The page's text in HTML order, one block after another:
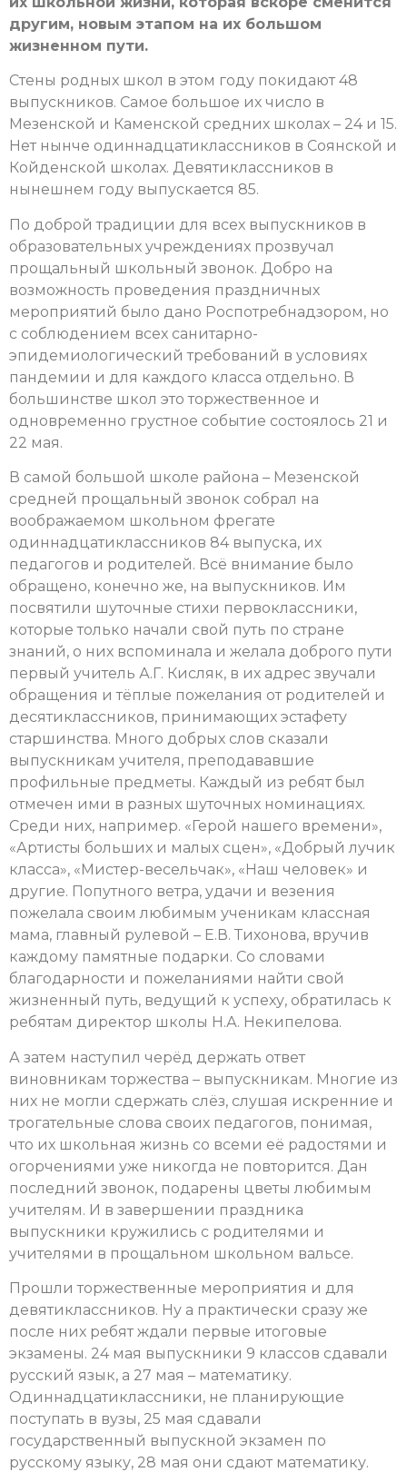
другим, новым этапом на их большом
жизненном пути.
Стены родных школ в этом году покидают 48
выпускников. Самое большое их число в
Мезенской и Каменской средних школах – 24 и 15.
Нет нынче одиннадцатиклассников в Соянской и
Койденской школах. Девятиклассников в
нынешнем году выпускается 85.
По доброй традиции для всех выпускников в
образовательных учреждениях прозвучал
прощальный школьный звонок. Добро на
возможность проведения праздничных
мероприятий было дано Роспотребнадзором, но
с соблюдением всех санитарно-
эпидемиологический требований в условиях
пандемии и для каждого класса отдельно. В
большинстве школ это торжественное и
одновременно грустное событие состоялось 21 и
22 мая.
В самой большой школе района – Мезенской
средней прощальный звонок собрал на
воображаемом школьном фрегате
одиннадцатиклассников 84 выпуска, их
педагогов и родителей. Всё внимание было
обращено, конечно же, на выпускников. Им
посвятили шуточные стихи первоклассники,
которые только начали свой путь по стране
знаний, о них вспоминала и желала доброго пути
первый учитель А.Г. Кисляк, в их адрес звучали
обращения и тёплые пожелания от родителей и
десятиклассников, принимающих эстафету
старшинства. Много добрых слов сказали
выпускникам учителя, преподававшие
профильные предметы. Каждый из ребят был
отмечен ими в разных шуточных номинациях.
Среди них, например. «Герой нашего времени»,
«Артисты больших и малых сцен», «Добрый лучик
класса», «Мистер-весельчак», «Наш человек» и
другие. Попутного ветра, удачи и везения
пожелала своим любимым ученикам классная
мама, главный рулевой – Е.В. Тихонова, вручив
каждому памятные подарки. Со словами
благодарности и пожеланиями найти свой
жизненный путь, ведущий к успеху, обратилась к
ребятам директор школы Н.А. Некипелова.
А затем наступил черёд держать ответ
виновникам торжества – выпускникам. Многие из
них не могли сдержать слёз, слушая искренние и
трогательные слова своих педагогов, понимая,
что их школьная жизнь со всеми её радостями и
огорчениями уже никогда не повторится. Дан
последний звонок, подарены цветы любимым
учителям. И в завершении праздника
выпускники кружились с родителями и
учителями в прощальном школьном вальсе.
Прошли торжественные мероприятия и для
девятиклассников. Ну а практически сразу же
после них ребят ждали первые итоговые
экзамены. 24 мая выпускники 9 классов сдавали
русский язык, а 27 мая – математику.
Одиннадцатиклассники, не планирующие
поступать в вузы, 25 мая сдавали
государственный выпускной экзамен по
русскому языку, 28 мая они сдают математику.